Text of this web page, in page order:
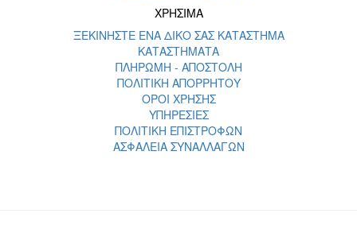
ΧΡΗΣΙΜΑ
ΞΕΚΙΝΗΣΤΕ ΕΝΑ ΔΙΚΟ ΣΑΣ ΚΑΤΑΣΤΗΜΑ
ΚΑΤΑΣΤΗΜΑΤΑ
ΠΛΗΡΩΜΗ - ΑΠΟΣΤΟΛΗ
ΠΟΛΙΤΙΚΗ ΑΠΟΡΡΗΤΟΥ
ΟΡΟΙ ΧΡΗΣΗΣ
ΥΠΗΡΕΣΙΕΣ
ΠΟΛΙΤΙΚΗ ΕΠΙΣΤΡΟΦΩΝ
ΑΣΦΑΛΕΙΑ ΣΥΝΑΛΛΑΓΩΝ